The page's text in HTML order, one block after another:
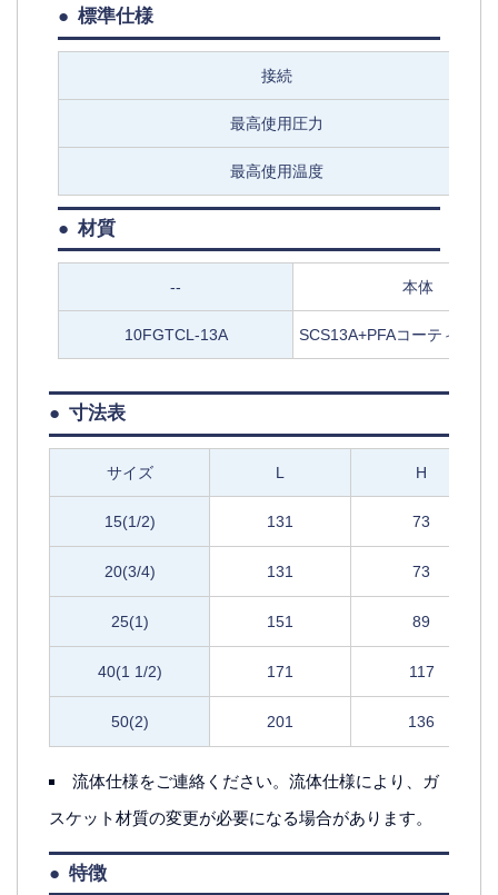
標準仕様
接続
最高使用圧力
最高使用温度
材質
-- 本体
10FGTCL-13A SCS13A+PFAコーティング
寸法表
サイズ L H
15(1/2) 131 73
20(3/4) 131 73
25(1) 151 89
40(1 1/2) 171 117
50(2) 201 136
流体仕様をご連絡ください。流体仕様により、ガ
スケット材質の変更が必要になる場合があります。
特徴